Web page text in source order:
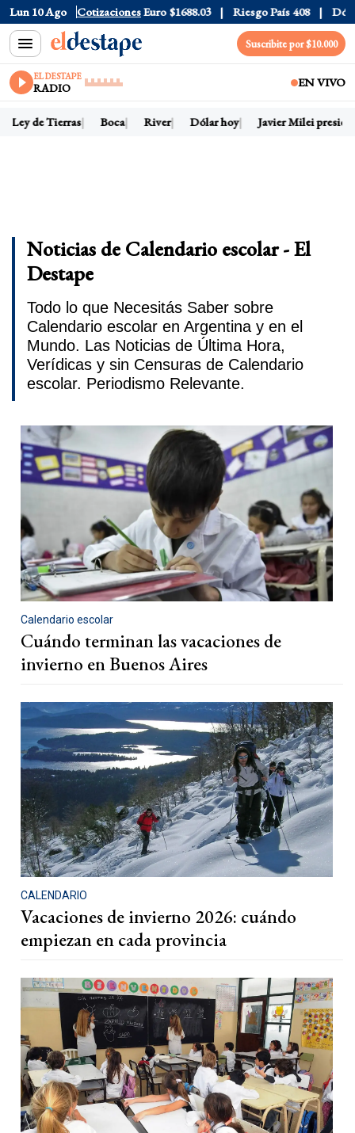
Lun 10 Ago Cotizaciones
Dólar CCL $1580.7 Euro $1688.03 Riesgo País 408 Dólar
Suscribite por $10.000
EL DESTAPE
RADIO EN VIVO
Ley de Tierras Boca River Dólar hoy Javier Milei
Noticias de Calendario escolar - El
Destape
Todo lo que Necesitás Saber sobre
Calendario escolar en Argentina y en el
Mundo. Las Noticias de Última Hora,
Verídicas y sin Censuras de Calendario
escolar. Periodismo Relevante.
Calendario escolar
Cuándo terminan las vacaciones de
invierno en Buenos Aires
CALENDARIO
Vacaciones de invierno 2026: cuándo
empiezan en cada provincia